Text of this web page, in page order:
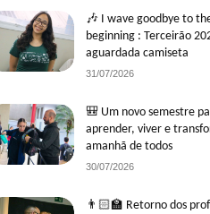
🎶 I wave goodbye to
beginning : Terceirão
aguardada camiseta
31/07/2026
🎒 Um novo semestre
aprender, viver e
amanhã de todos
30/07/2026
👨🏻‍🏫 Retorno dos